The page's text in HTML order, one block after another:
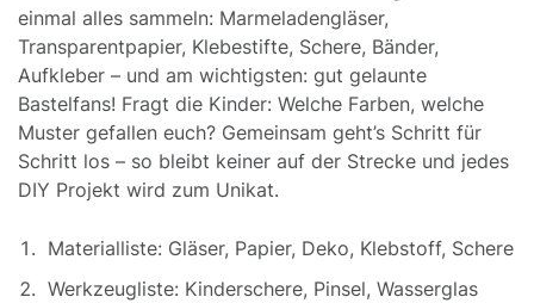
einmal alles sammeln: Marmeladengläser,
Transparentpapier, Klebestifte, Schere, Bänder,
Aufkleber – und am wichtigsten: gut gelaunte
Bastelfans! Fragt die Kinder: Welche Farben, welche
Muster gefallen euch? Gemeinsam geht’s Schritt für
Schritt los – so bleibt keiner auf der Strecke und jedes
DIY Projekt wird zum Unikat.
Materialliste: Gläser, Papier, Deko, Klebstoff, Schere
Werkzeugliste: Kinderschere, Pinsel, Wasserglas